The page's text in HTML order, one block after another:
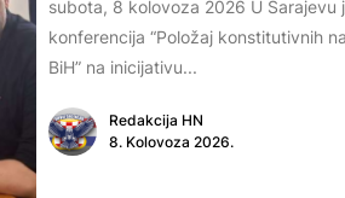
subota, 8 kolovoza 2026 U Sarajevu
konferencija “Položaj konstitutivnih
BiH” na inicijativu...
Redakcija HN
8. Kolovoza 2026.